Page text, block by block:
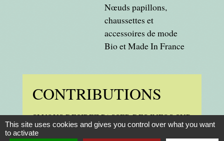
Nœuds papillons,
chaussettes et
accessoires de mode
Bio et Made In France
CONTRIBUTIONS
SI VOUS DESIREZ PASSER DES INFOS SUR
LE SITE
This site uses cookies and gives you control over what you want
to activate